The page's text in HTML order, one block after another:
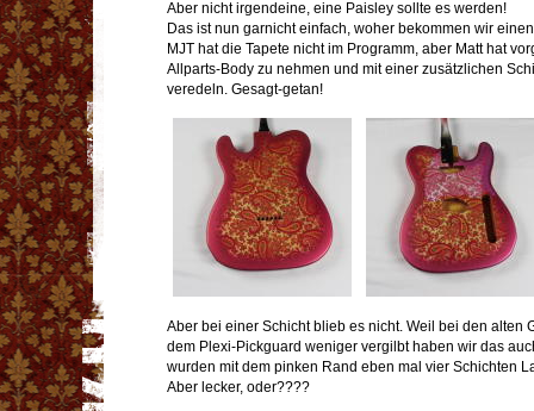
Aber nicht irgendeine, eine Paisley sollte es werden!
Das ist nun garnicht einfach, woher bekommen wir
MJT hat die Tapete nicht im Programm, aber Matt hat
Allparts-Body zu nehmen und mit einer zusätzlichen
veredeln. Gesagt-getan!
Aber bei einer Schicht blieb es nicht. Weil bei den alten
dem Plexi-Pickguard weniger vergilbt haben wir das
wurden mit dem pinken Rand eben mal vier Schichten
Aber lecker, oder????